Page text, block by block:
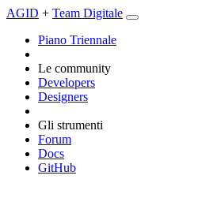
AGID + Team Digitale
Piano Triennale
Le community
Developers
Designers
Gli strumenti
Forum
Docs
GitHub